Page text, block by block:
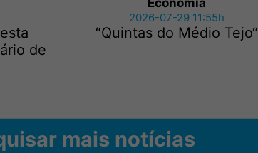
de
Economia
2026-07-29 11:55h
“Quintas do Médio Tejo“
mais notícias